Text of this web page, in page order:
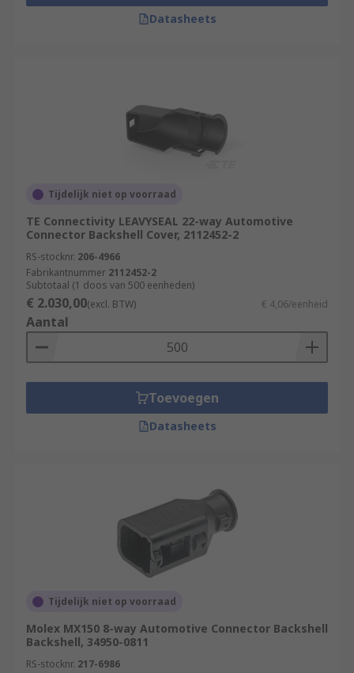
Datasheets
Tijdelijk niet op voorraad
TE Connectivity LEAVYSEAL 22-way Automotive
Connector Backshell Cover, 2112452-2
RS-stocknr. 206-4966
Fabrikantnummer 2112452-2
Subtotaal (1 doos van 500 eenheden)
€ 2.030,00(excl. BTW) € 4,06/eenheid
Aantal
Toevoegen
Datasheets
Tijdelijk niet op voorraad
Molex MX150 8-way Automotive Connector Backshell
Backshell, 34950-0811
RS-stocknr. 217-6986